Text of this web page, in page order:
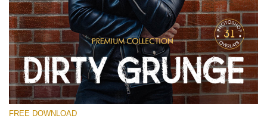
Bitte wählen Sie
Free Photoshop Overlay
Small 800*533px
Dirty Grunge
(31 Overlays)
FREE DOWNLOAD